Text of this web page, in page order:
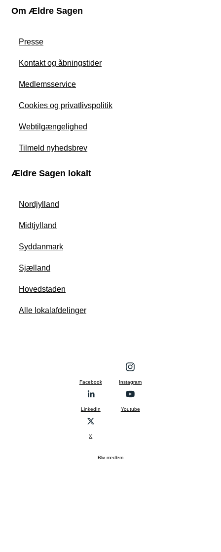
Om Ældre Sagen
Presse
Kontakt og åbningstider
Medlemsservice
Cookies og privatlivspolitik
Webtilgængelighed
Tilmeld nyhedsbrev
Ældre Sagen lokalt
Nordjylland
Midtjylland
Syddanmark
Sjælland
Hovedstaden
Alle lokalafdelinger
Facebook Instagram
LinkedIn Youtube
X
Bliv medlem